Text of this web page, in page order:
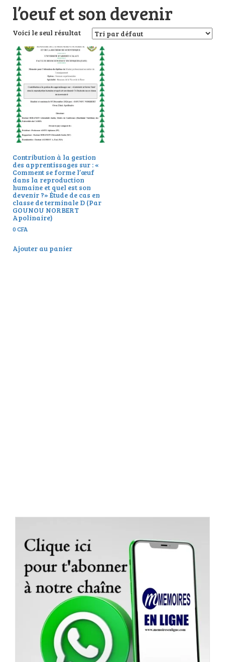
l’oeuf et son devenir
Voici le seul résultat
Contribution à la gestion
des apprentissages sur : «
Comment se forme l’œuf
dans la reproduction
humaine et quel est son
devenir ?» Étude de cas en
classe de terminale D (Par
GOUNOU NORBERT
Apolinaire)
0CFA
Ajouter au panier